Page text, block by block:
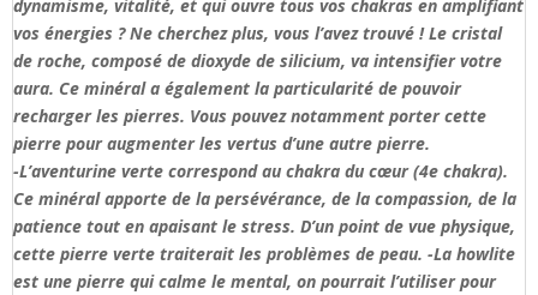
dynamisme, vitalité, et qui ouvre tous vos chakras en amplifiant
vos énergies ? Ne cherchez plus, vous l’avez trouvé ! Le cristal
de roche, composé de dioxyde de silicium, va intensifier votre
aura. Ce minéral a également la particularité de pouvoir
recharger les pierres. Vous pouvez notamment porter cette
pierre pour augmenter les vertus d’une autre pierre.
-L’aventurine verte correspond au chakra du cœur (4e chakra).
Ce minéral apporte de la persévérance, de la compassion, de la
patience tout en apaisant le stress. D’un point de vue physique,
cette pierre verte traiterait les problèmes de peau. -La howlite
est une pierre qui calme le mental, on pourrait l’utiliser pour